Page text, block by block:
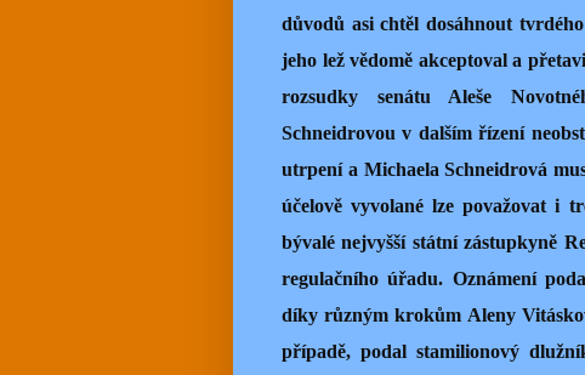
důvodů asi chtěl dosáhnout
jeho lež vědomě akceptoval a
rozsudky senátu Aleše
Schneidrovou v dalším řízení
utrpení a Michaela Schneidrová
účelově vyvolané lze považovat i
bývalé nejvyšší státní zástupkyně
regulačního úřadu. Oznámení
díky různým krokům Aleny
případě, podal stamilionový